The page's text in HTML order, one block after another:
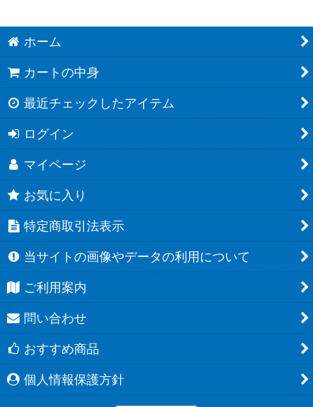
ホーム
カートの中身
最近チェックしたアイテム
ログイン
マイページ
お気に入り
特定商取引法表示
当サイトの画像やデータの利用について
ご利用案内
問い合わせ
おすすめ商品
個人情報保護方針